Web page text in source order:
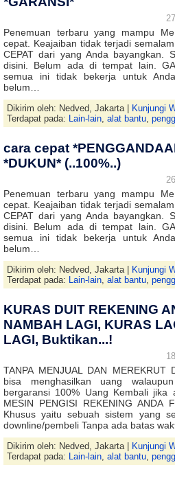
Penemuan terbaru yang mampu
cepat. Keajaiban tidak terjadi
CEPAT dari yang Anda bayangkan.
disini. Belum ada di tempat lain.
semua ini tidak bekerja untuk
belum…
Dikirim oleh: Nedved, Jakarta |
Kunjungi
Terdapat pada: Lain-lain, alat bantu,
cara cepat
*DUKUN* (..100%..)
Penemuan terbaru yang mampu
cepat. Keajaiban tidak terjadi
CEPAT dari yang Anda bayangkan.
disini. Belum ada di tempat lain.
semua ini tidak bekerja untuk
belum…
Dikirim oleh: Nedved, Jakarta |
Kunjungi
Terdapat pada: Lain-lain, alat bantu,
KURAS DUIT REKENING
NAMBAH LAGI, KURAS
LAGI, Buktikan...!
TANPA MENJUAL DAN MEREKRUT
bisa menghasilkan uang
bergaransi 100% Uang Kembali
MESIN PENGISI REKENING ANDA
Khusus yaitu sebuah sistem yang
downline/pembeli Tanpa ada batas
Dikirim oleh: Nedved, Jakarta |
Kunjungi
Terdapat pada: Lain-lain, alat bantu,